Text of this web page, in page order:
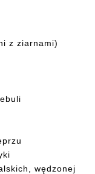
z ziarnami)
wędzonej